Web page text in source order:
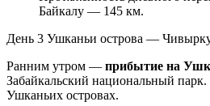
Байкалу — 145 км.
День 3 Ушканьи острова —
Ранним утром — прибытие на
Забайкальский национальный
Ушканьих островах.